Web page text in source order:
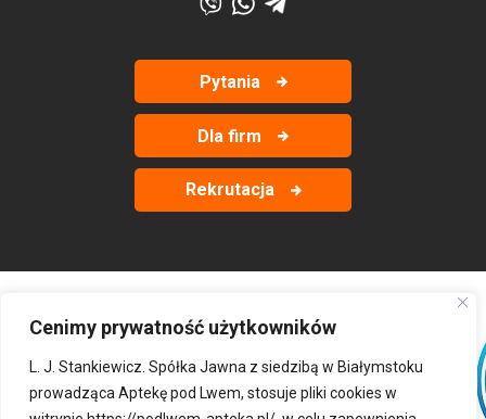
Cenimy prywatność użytkowników
L. J. Stankiewicz. Spółka Jawna z siedzibą w Białymstoku
prowadząca Aptekę pod Lwem, stosuje pliki cookies w
Pytania
Dla firm
Rekrutacja
‹